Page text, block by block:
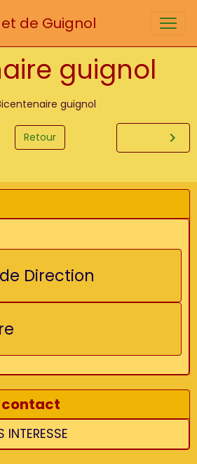
guignol
Retour
Direction
contact